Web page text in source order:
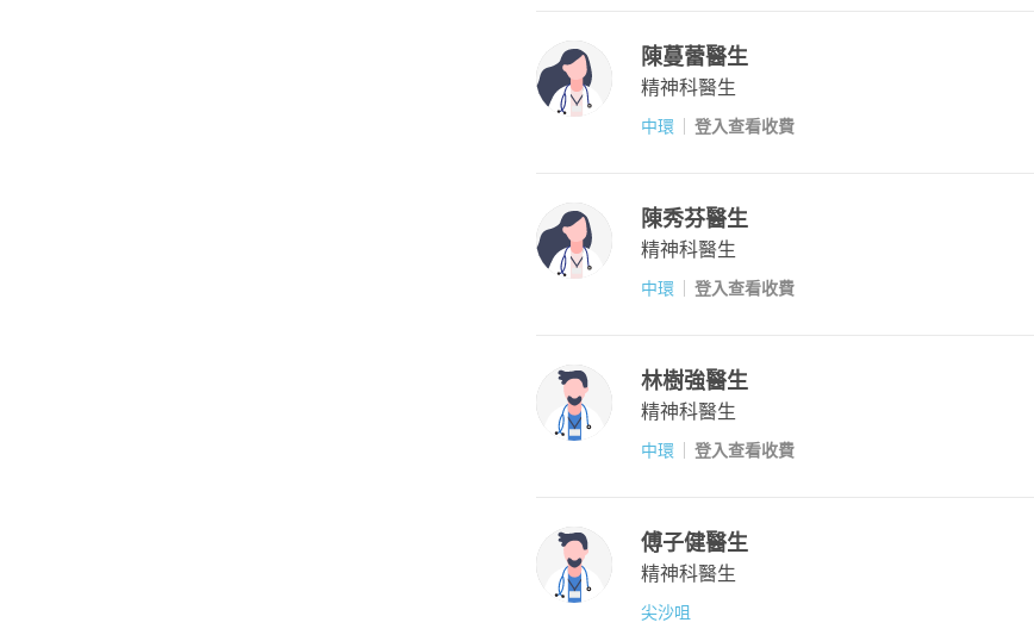
陳蔓蕾醫生
精神科醫生
中環 登入查看收費
陳秀芬醫生
精神科醫生
中環 登入查看收費
林樹強醫生
精神科醫生
中環 登入查看收費
傅子健醫生
精神科醫生
尖沙咀